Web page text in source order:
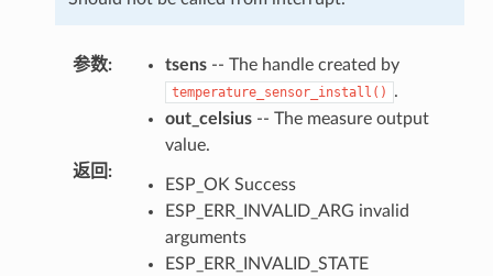
参数: tsens-- The handle created by
temperature_sensor_install()
.
out_celsius-- The measure output
value.
返回 :
ESP_OK Success
ESP_ERR_INVALID_ARG invalid
arguments
ESP_ERR_INVALID_STATE